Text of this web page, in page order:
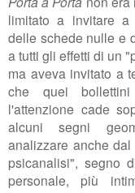
limitato a invitare a
delle schede nulle e
a tutti gli effetti di un
ma aveva invitato a
che quei
l'attenzione cade
alcuni segni
analizzare anche
psicanalisi", segno
personale, più